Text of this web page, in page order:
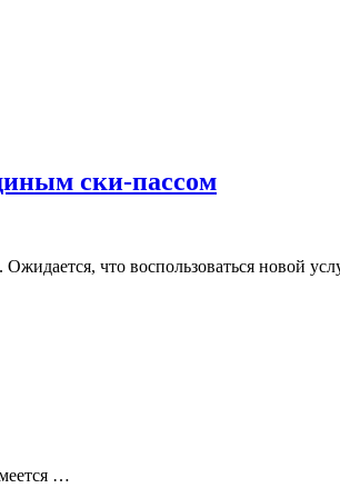
ски-пассом
что воспользоваться новой
…